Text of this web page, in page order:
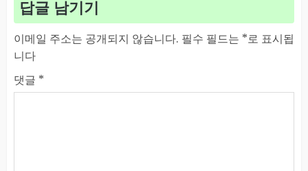
답글 남기기
이메일 주소는 공개되지 않습니다. 필수 필드는 *로 표시됩
니다
댓글 *